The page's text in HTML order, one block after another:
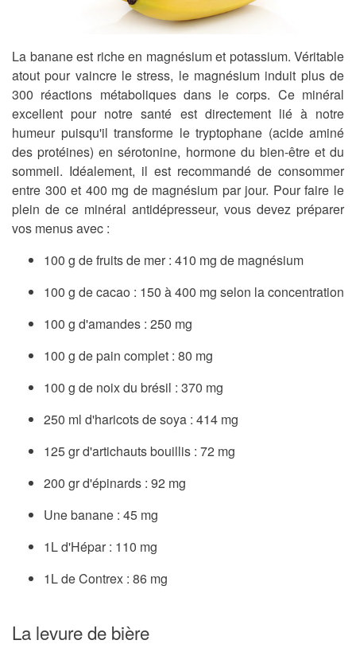
La banane est riche en magnésium et potassium. Véritable
atout pour vaincre le stress, le magnésium induit plus de
300 réactions métaboliques dans le corps. Ce minéral
excellent pour notre santé est directement lié à notre
humeur puisqu'il transforme le tryptophane (acide aminé
des protéines) en sérotonine, hormone du bien-êtreet du
sommeil. Idéalement, il est recommandé de consommer
entre 300 et 400 mg de magnésium par jour. Pour faire le
plein de ce minéral antidépresseur, vous devez préparer
vos menus avec :
100 g de fruits de mer : 410 mg de magnésium
100 g de cacao : 150 à 400 mg selon la concentration
100 g d'amandes : 250 mg
100 g de pain complet : 80 mg
100 g de noix du brésil : 370 mg
250 ml d'haricots de soya : 414 mg
125 gr d'artichauts bouillis : 72 mg
200 gr d'épinards : 92 mg
Une banane : 45 mg
1L d'Hépar : 110 mg
1L de Contrex : 86 mg
La levure de bière